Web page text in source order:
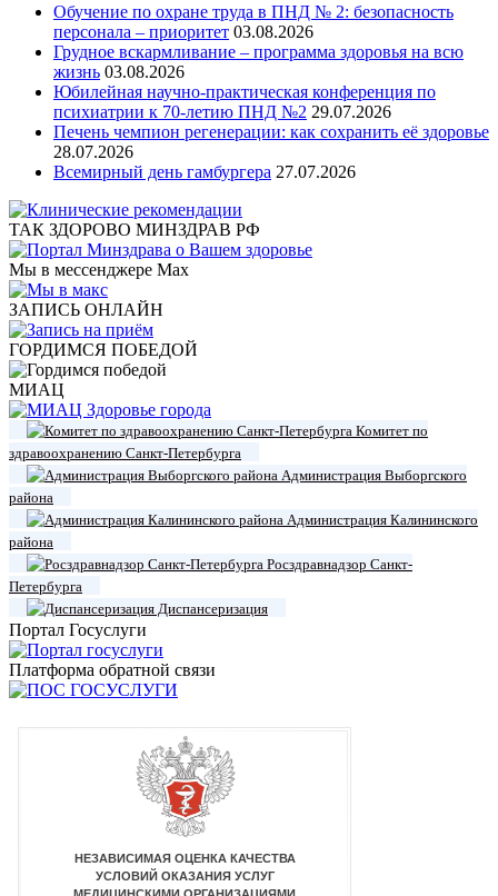
Обучение по охране труда в ПНД № 2: безопасность
персонала – приоритет 03.08.2026
Грудное вскармливание – программа здоровья на всю
жизнь 03.08.2026
Юбилейная научно-практическая конференция по
психиатрии к 70-летию ПНД №2 29.07.2026
Печень чемпион регенерации: как сохранить её здоровье
28.07.2026
Всемирный день гамбургера 27.07.2026
ТАК ЗДОРОВО МИНЗДРАВ РФ
Мы в мессенджере Max
ЗАПИСЬ ОНЛАЙН
ГОРДИМСЯ ПОБЕДОЙ
МИАЦ
Комитет по
здравоохранению Санкт-Петербурга
Администрация Выборгского
района
Администрация Калининского
района
Росздравнадзор Санкт-
Петербурга
Диспансеризация
Портал Госуслуги
Платформа обратной связи